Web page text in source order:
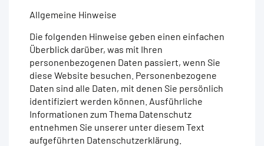
Allgemeine Hinweise
Die folgenden Hinweise geben einen einfachen
Überblick darüber, was mit Ihren
personenbezogenen Daten passiert, wenn Sie
diese Website besuchen. Personenbezogene
Daten sind alle Daten, mit denen Sie persönlich
identifiziert werden können. Ausführliche
Informationen zum Thema Datenschutz
entnehmen Sie unserer unter diesem Text
aufgeführten Datenschutzerklärung.